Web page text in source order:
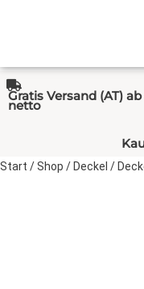
Gratis Versand (AT)
netto
Start /Shop / Deckel /